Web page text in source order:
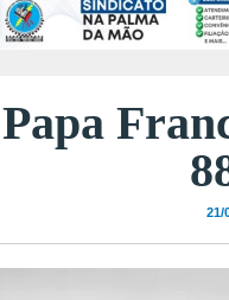
Papa
21/